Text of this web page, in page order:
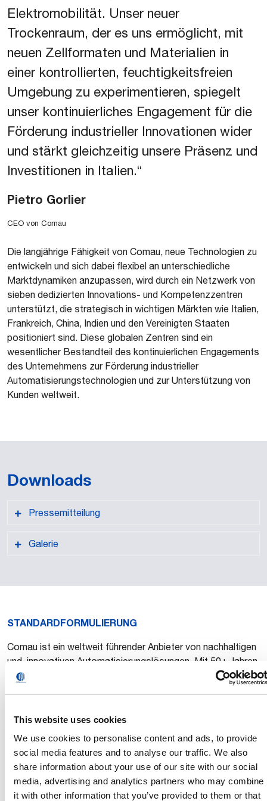
This website uses cookies
We use cookies to personalise content and ads, to provide
social media features and to analyse our traffic. We also
share information about your use of our site with our social
media, advertising and analytics partners who may combine
it with other information that you’ve provided to them or that
Elektromobilität. Unser neuer
Trockenraum, der es uns ermöglicht, mit
neuen Zellformaten und Materialien in
einer kontrollierten, feuchtigkeitsfreien
Umgebung zu experimentieren, spiegelt
unser kontinuierliches Engagement für die
Förderung industrieller Innovationen wider
und stärkt gleichzeitig unsere Präsenz und
Investitionen in Italien.“
Pietro Gorlier
CEO von Comau
Die langjährige Fähigkeit von Comau, neue Technologien zu
entwickeln und sich dabei flexibel an unterschiedliche
Marktdynamiken anzupassen, wird durch ein Netzwerk von
sieben dedizierten Innovations- und Kompetenzzentren
unterstützt, die strategisch in wichtigen Märkten wie Italien,
Frankreich, China, Indien und den Vereinigten Staaten
positioniert sind. Diese globalen Zentren sind ein
wesentlicher Bestandteil des kontinuierlichen Engagements
des Unternehmens zur Förderung industrieller
Automatisierungstechnologien und zur Unterstützung von
Kunden weltweit.
Downloads
Pressemitteilung
Galerie
STANDARDFORMULIERUNG
Comau ist ein weltweit führender Anbieter von nachhaltigen
und innovativen Automatisierungslösungen. Mit 50+ Jahren
Erfahrung und globaler Präsenz unterstützt Comau
und Entwicklung innovativer und benutzerfreundlicher
Technologien umfasst sein Portfolio Produkte und
Systeme für den Fahrzeugbau mit einer starken Präsenz in
der E-Mobilität sowie fortschrittliche Robotik- und digitale